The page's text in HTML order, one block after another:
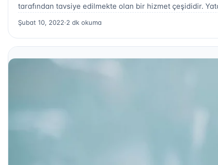
tarafından tavsiye edilmekte olan bir hizmet çeşididir.
Şubat 10, 2022·2 dk okuma